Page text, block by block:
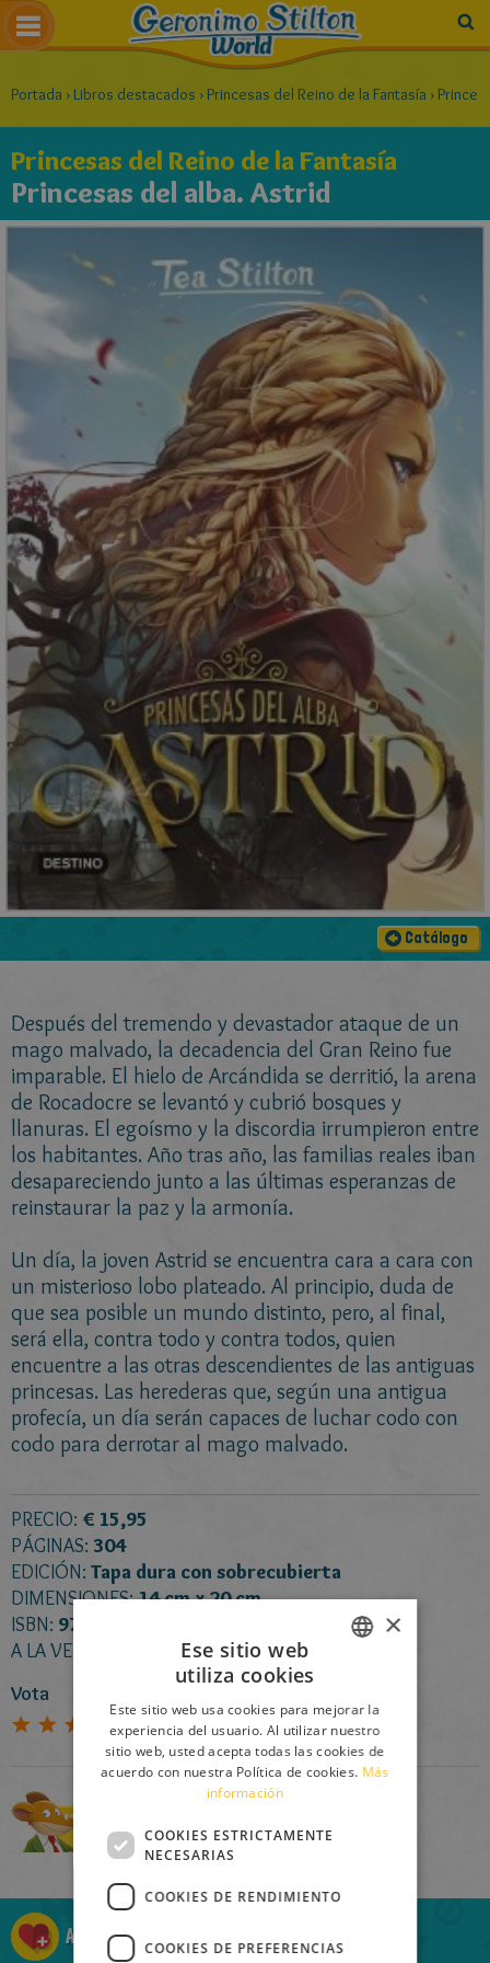
Portada › Libros destacados ›Princesas del Reino de la Fantasía ›
Princesas del Reino de la Fantasía
Princesas del alba. Astrid
Catálogo
Después del tremendo y devastador ataque de un
mago malvado, la decadencia del Gran Reino fue
imparable. El hielo de Arcándida se derritió, la arena
de Rocadocre se levantó y cubrió bosques y
llanuras. El egoísmo y la discordia irrumpieron entre
los habitantes. Año tras año, las familias reales iban
desapareciendo junto a las últimas esperanzas de
reinstaurar la paz y la armonía.
Un día, la joven Astrid se encuentra cara a cara con
un misterioso lobo plateado. Al principio, duda de
que sea posible un mundo distinto, pero, al final,
será ella, contra todo y contra todos, quien
encuentre a las otras descendientes de las antiguas
princesas. Las herederas que, según una antigua
profecía, un día serán capaces de luchar codo con
codo para derrotar al mago malvado.
PRECIO: € 15,95
PÁGINAS: 304
EDICIÓN: Tapa dura con sobrecubierta
DIMENSIONES:14 cm x 20 cm
ISBN: 978-84-08-22722-9
A LA VENTA DESDE EL:2 Junio 2020
Vota
4.5(2Votos)
Comprar
Añadir a la Ratolista
ITALIAN
ENGLISH
FRENCH
SPANISH
HUNGARIAN
PORTUGUESE
×
Ese sitio web
utiliza cookies
Este sitio web usa cookies para mejorar la
experiencia del usuario. Al utilizar nuestro
sitio web, usted acepta todas las cookies de
acuerdo con nuestra Política de cookies. Más
información
COOKIES ESTRICTAMENTE
NECESARIAS
COOKIES DE RENDIMIENTO
COOKIES DE PREFERENCIAS